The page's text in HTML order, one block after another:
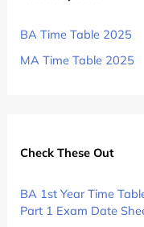
BA Time Table 2025
MA Time Table 2025
Check These Out
BA 1st Year Time
Part 1 Exam Date